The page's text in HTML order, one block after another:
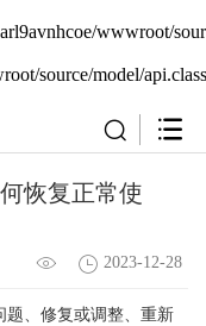
wwwroot/
source/model/
恢复正常使
2023-12-28
题、修复或调整、重新